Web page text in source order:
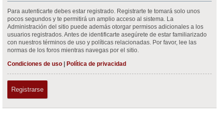
Para autenticarte debes estar registrado. Registrarte te tomará solo unos
pocos segundos y te permitirá un amplio acceso al sistema. La
Administración del sitio puede además otorgar permisos adicionales a los
usuarios registrados. Antes de identificarte asegúrete de estar familiarizado
con nuestros términos de uso y políticas relacionadas. Por favor, lee las
normas de los foros mientras navegas por el sitio.
Condiciones de uso
Política de privacidad
Registrarse